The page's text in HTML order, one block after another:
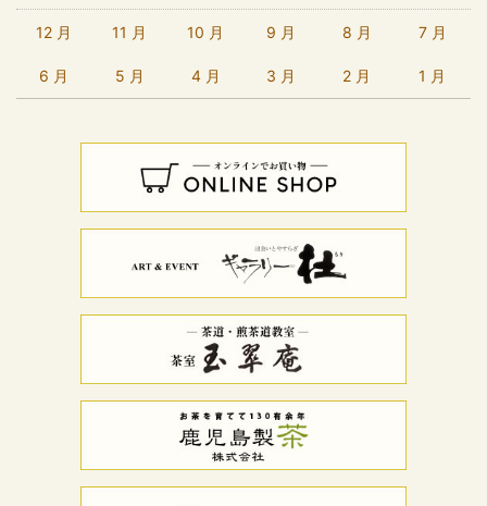
12 月 11 月 10 月 9 月 8 月 7 月
6 月 5 月 4 月 3 月 2 月 1 月